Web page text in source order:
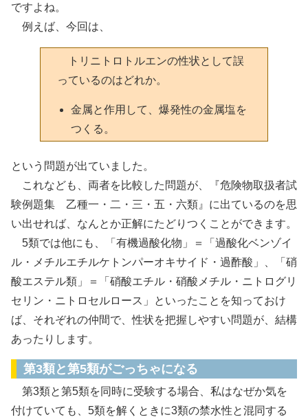
ですよね。
例えば、今回は、
トリニトロトルエンの性状として誤
っているのはどれか。
金属と作用して、爆発性の金属塩を
つくる。
という問題が出ていました。
これなども、両者を比較した問題が、『危険物取扱者試
験例題集 乙種一・二・三・五・六類』に出ているのを思
い出せれば、なんとか正解にたどりつくことができます。
5類では他にも、「有機過酸化物」＝「過酸化ベンゾイ
ル・メチルエチルケトンパーオキサイド・過酢酸」、「硝
酸エステル類」＝「硝酸エチル・硝酸メチル・ニトログリ
セリン・ニトロセルロース」といったことを知っておけ
ば、それぞれの仲間で、性状を把握しやすい問題が、結構
あったりします。
第3類と第5類がごっちゃになる
第3類と第5類を同時に受験する場合、私はなぜか気を
付けていても、5類を解くときに3類の禁水性と混同する